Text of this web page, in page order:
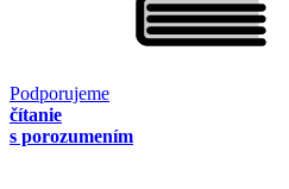
Podporujeme
čítanie
s porozumením